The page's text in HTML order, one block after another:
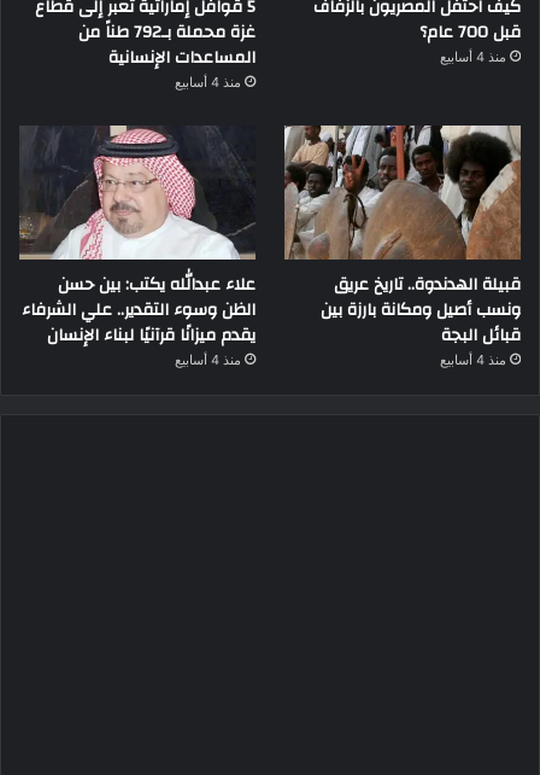
كيف احتفل المصريون بالزفاف
قبل 700 عام؟
منذ 4 أسابيع
5 قوافل إماراتية تعبر إلى قطاع
غزة محملة بـ792 طناً من
المساعدات الإنسانية
منذ 4 أسابيع
قبيلة الهدندوة.. تاريخ عريق
ونسب أصيل ومكانة بارزة بين
قبائل البجة
منذ 4 أسابيع
علاء عبدالله يكتب: بين حسن
الظن وسوء التقدير.. علي الشرفاء
يقدم ميزانًا قرآنيًا لبناء الإنسان
منذ 4 أسابيع